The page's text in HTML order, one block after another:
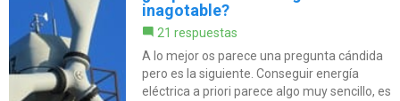
inagotable?
21 respuestas
A lo mejor os parece una pregunta cándida
pero es la siguiente. Conseguir energía
eléctrica a priori parece algo muy sencillo, es